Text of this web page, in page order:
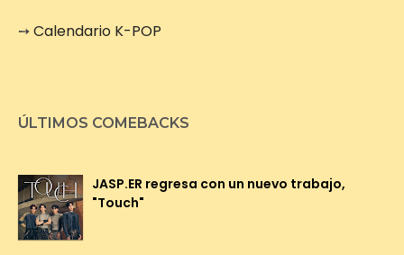
➙Calendario K-POP
ÚLTIMOS COMEBACKS
JASP.ER regresa con un nuevo trabajo,
"Touch"